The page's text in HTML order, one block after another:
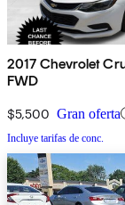
2017 Chevrolet
FWD
$5,500 Gran oferta
Incluye tarifas de conc.